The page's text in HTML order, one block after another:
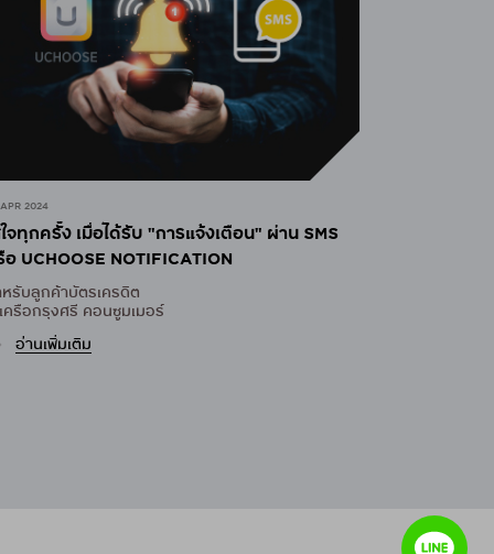
2025
งภัยจากมิจฉาชีพที่มาในรูปแบบของ SMS
ายๆ...
ทำให้การใช้บัตรเครดิตปลอดภัย
อ่านเพิ่มเติม